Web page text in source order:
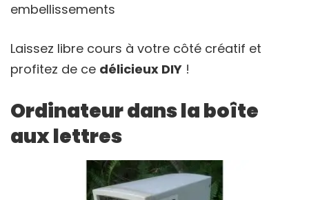
embellissements
Laissez libre cours à votre côté créatif et
profitez de ce délicieux DIY !
Ordinateur dans la boîte
aux lettres